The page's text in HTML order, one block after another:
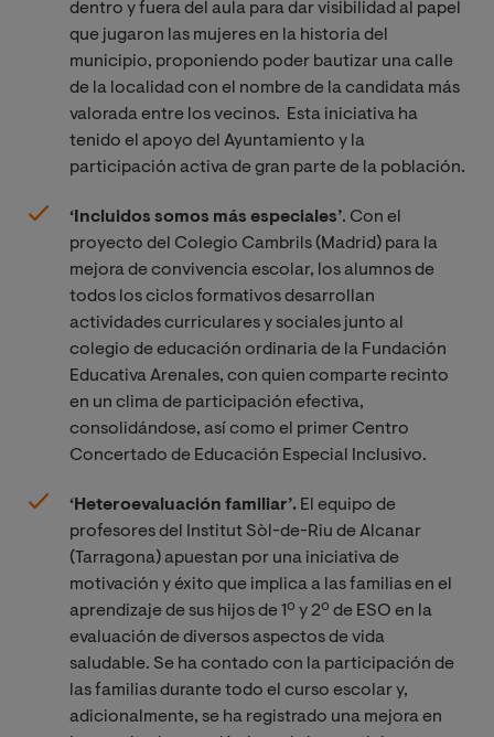
dentro y fuera del aula para dar visibilidad al papel
que jugaron las mujeres en la historia del
municipio, proponiendo poder bautizar una calle
de la localidad con el nombre de la candidata más
valorada entre los vecinos. Esta iniciativa ha
tenido el apoyo del Ayuntamiento y la
participación activa de gran parte de la población.
‘ Incluidos somos más especiales’. Con el
proyecto del Colegio Cambrils (Madrid) para la
mejora de convivencia escolar, los alumnos de
todos los ciclos formativos desarrollan
actividades curriculares y sociales junto al
colegio de educación ordinaria de la Fundación
Educativa Arenales, con quien comparte recinto
en un clima de participación efectiva,
consolidándose, así como el primer Centro
Concertado de Educación Especial Inclusivo.
‘Heteroevaluación familiar’. El equipo de
profesores del Institut Sòl-de-Riu de Alcanar
(Tarragona) apuestan por una iniciativa de
motivación y éxito que implica a las familias en el
aprendizaje de sus hijos de 1º y 2º de ESO en la
evaluación de diversos aspectos de vida
saludable. Se ha contado con la participación de
las familias durante todo el curso escolar y,
adicionalmente, se ha registrado una mejora en